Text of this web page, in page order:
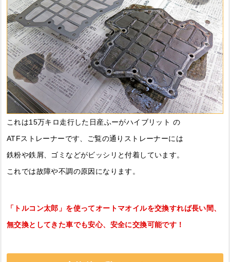
これは15万キロ走行した日産ふーがハイブリット の
ATFストレーナーです、ご覧の通りストレーナーには
鉄粉や鉄屑、ゴミなどがビッシリと付着しています。
これでは故障や不調の原因になります。
「トルコン太郎」を使ってオートマオイルを交換すれば長い間、
無交換としてきた車でも安心、安全に交換可能です！